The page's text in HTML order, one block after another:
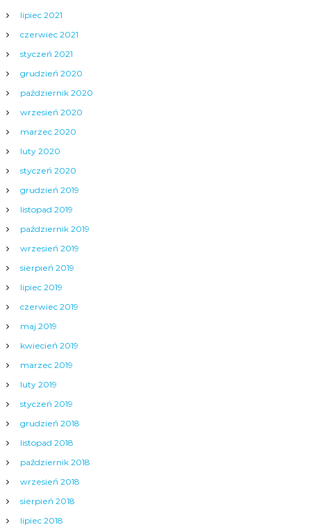
lipiec 2021
czerwiec 2021
styczeń 2021
grudzień 2020
październik 2020
wrzesień 2020
marzec 2020
luty 2020
styczeń 2020
grudzień 2019
listopad 2019
październik 2019
wrzesień 2019
sierpień 2019
lipiec 2019
czerwiec 2019
maj 2019
kwiecień 2019
marzec 2019
luty 2019
styczeń 2019
grudzień 2018
listopad 2018
październik 2018
wrzesień 2018
sierpień 2018
lipiec 2018